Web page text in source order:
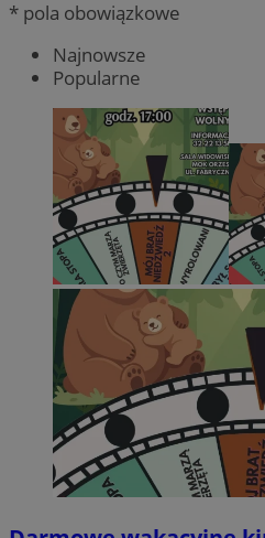
* pola obowiązkowe
Najnowsze
Popularne